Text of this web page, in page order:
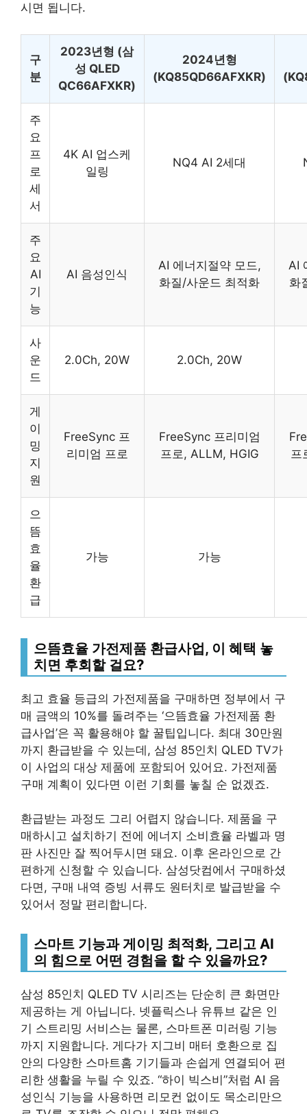
시면 됩니다.
구
분
2023년형 (삼
성 QLED
QC66AFXKR)
2024년형
(KQ85QD66AFXKR)
주
요
프
로
세
서
4K AI 업스케
일링
NQ4 AI 2세대
주
요
AI
기
능
AI 음성인식
AI 에너지절약 모드,
화질/사운드 최적화
AI
화
사
운
드
2.0Ch, 20W 2.0Ch, 20W
게
이
밍
지
원
FreeSync 프
리미엄 프로
FreeSync 프리미엄
프로, ALLM, HGIG
프
으
뜸
효
율
환
급
가능 가능
으뜸효율 가전제품 환급사업, 이 혜택 놓
치면 후회할 걸요?
최고 효율 등급의 가전제품을 구매하면 정부에서 구
매 금액의 10%를 돌려주는 ‘으뜸효율 가전제품 환
급사업’은 꼭 활용해야 할 꿀팁입니다. 최대 30만원
까지 환급받을 수 있는데, 삼성 85인치 QLED TV가
이 사업의 대상 제품에 포함되어 있어요. 가전제품
구매 계획이 있다면 이런 기회를 놓칠 순 없겠죠.
환급받는 과정도 그리 어렵지 않습니다. 제품을 구
매하시고 설치하기 전에 에너지 소비효율 라벨과 명
판 사진만 잘 찍어두시면 돼요. 이후 온라인으로 간
편하게 신청할 수 있습니다. 삼성닷컴에서 구매하셨
다면, 구매 내역 증빙 서류도 원터치로 발급받을 수
있어서 정말 편리합니다.
스마트 기능과 게이밍 최적화, 그리고 AI
의 힘으로 어떤 경험을 할 수 있을까요?
삼성 85인치 QLED TV 시리즈는 단순히 큰 화면만
제공하는 게 아닙니다. 넷플릭스나 유튜브 같은 인
기 스트리밍 서비스는 물론, 스마트폰 미러링 기능
까지 지원합니다. 게다가 지그비 매터 호환으로 집
안의 다양한 스마트홈 기기들과 손쉽게 연결되어 편
리한 생활을 누릴 수 있죠. “하이 빅스비”처럼 AI 음
성인식 기능을 사용하면 리모컨 없이도 목소리만으